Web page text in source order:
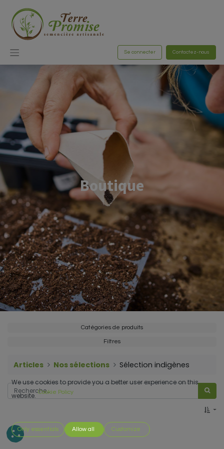
Se connecter Contactez-nous
Boutique
Catégories de produits
Filtres
Articles Nos sélections Sélection indigènes
We use cookies to provide you a better user experience on this
website. Cookie Policy
Only essentials Allow all Customize